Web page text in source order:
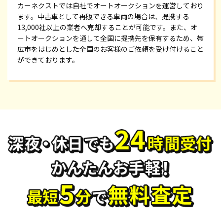
カーネクストでは自社でオートオークションを運営しており
ます。中古車として再販できる車両の場合は、提携する
13,000社以上の業者へ売却することが可能です。また、オ
ートオークションを通して全国に提携先を保有するため、帯
広市をはじめとした全国のお客様のご依頼を受け付けること
ができております。